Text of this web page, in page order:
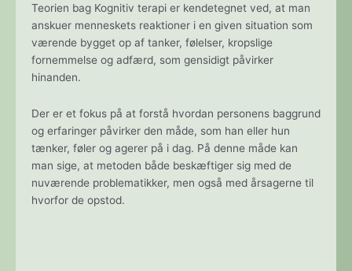
Teorien bag Kognitiv terapi er kendetegnet ved, at man
anskuer menneskets reaktioner i en given situation som
værende bygget op af tanker, følelser, kropslige
fornemmelse og adfærd, som gensidigt påvirker
hinanden.
Der er et fokus på at forstå hvordan personens baggrund
og erfaringer påvirker den måde, som han eller hun
tænker, føler og agerer på i dag. På denne måde kan
man sige, at metoden både beskæftiger sig med de
nuværende problematikker, men også med årsagerne til
hvorfor de opstod.